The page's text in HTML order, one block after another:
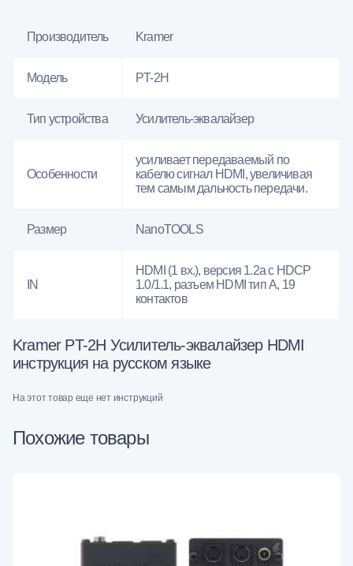
Производитель Kramer
Модель PT-2H
Тип устройства Усилитель-эквалайзер
Особенности
усиливает передаваемый по
кабелю сигнал HDMI, увеличивая
тем самым дальность передачи.
Размер NanoTOOLS
IN
HDMI (1 вх.), версия 1.2a с HDCP
1.0/1.1, разъем HDMI тип А, 19
контактов
Kramer PT-2H Усилитель-эквалайзер HDMI
инструкция на русском языке
На этот товар еще нет инструкций
Похожие товары